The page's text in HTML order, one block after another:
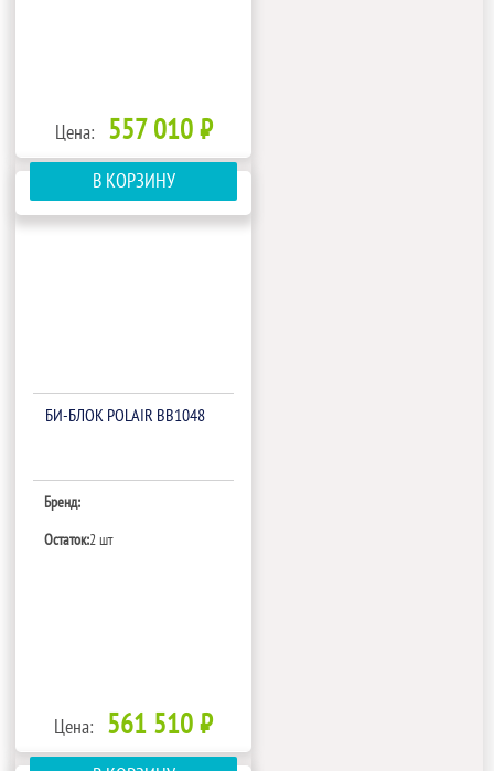
Цена: 557 010 ₽
В КОРЗИНУ
БИ‑БЛОК POLAIR BB1048
Бренд:
Остаток:2 шт
Цена: 561 510 ₽